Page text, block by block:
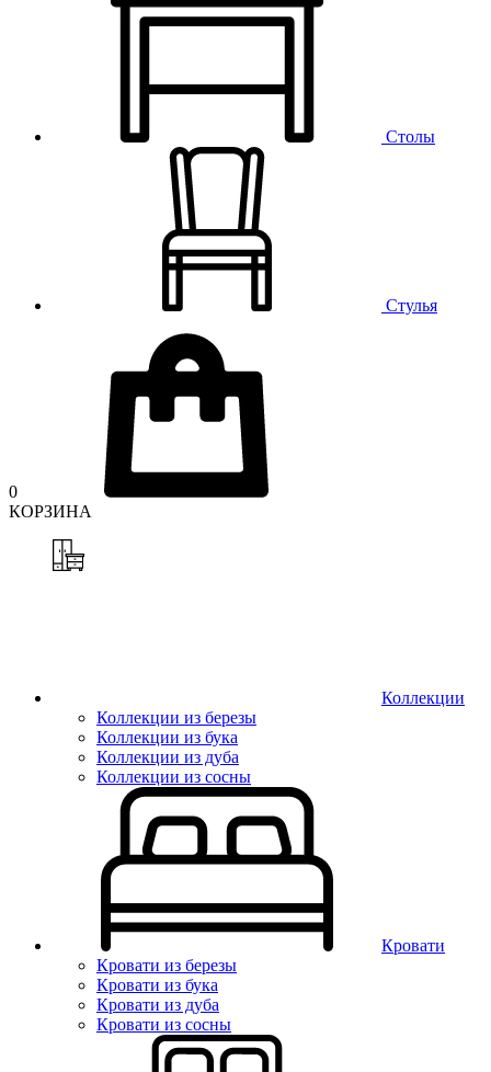
Столы
Стулья
0
КОРЗИНА
Коллекции
Коллекции из березы
Коллекции из бука
Коллекции из дуба
Коллекции из сосны
Кровати
Кровати из березы
Кровати из бука
Кровати из дуба
Кровати из сосны